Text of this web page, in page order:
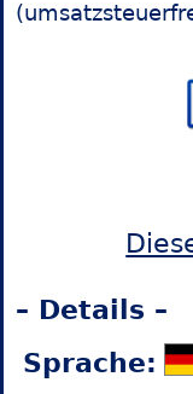
– Details –
Sprache: